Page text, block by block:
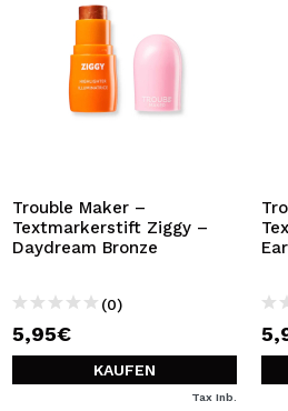
Trouble Maker –
Textmarkerstift Ziggy –
Daydream Bronze
(0)
5,95€
KAUFEN
Tax Inb.